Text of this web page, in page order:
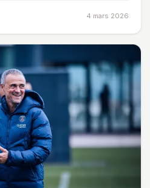
4 mars 2026